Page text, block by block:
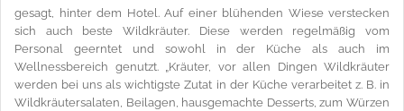
gesagt, hinter dem Hotel. Auf einer blühenden Wiese verstecken
sich auch beste Wildkräuter. Diese werden regelmäßig vom
Personal geerntet und sowohl in der Küche als auch im
Wellnessbereich genutzt. „Kräuter, vor allen Dingen Wildkräuter
werden bei uns als wichtigste Zutat in der Küche verarbeitet z. B. in
Wildkräutersalaten, Beilagen, hausgemachte Desserts, zum Würzen